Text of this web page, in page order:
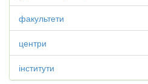
факультети
центри
інститути